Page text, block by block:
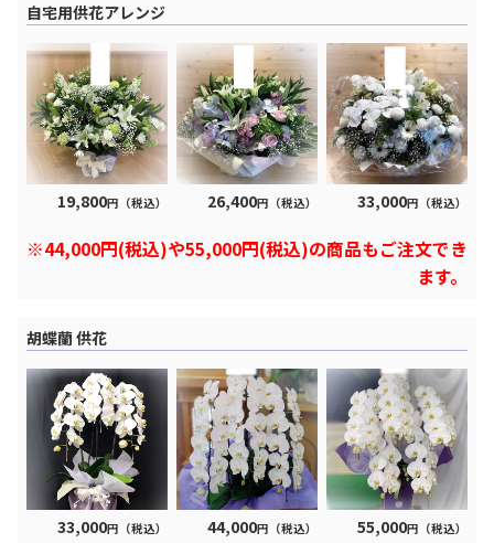
自宅用供花アレンジ
19,800円（税込） 26,400円（税込） 33,000円（税込）
※44,000円(税込)や55,000円(税込)の商品もご注文でき
ます。
胡蝶蘭 供花
33,000円（税込） 44,000円（税込） 55,000円（税込）